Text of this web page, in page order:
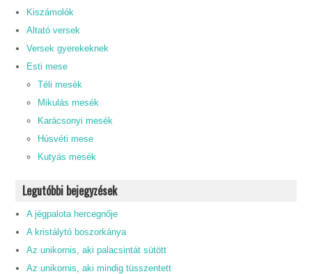
Kiszámolók
Altató versek
Versek gyerekeknek
Esti mese
Téli mesék
Mikulás mesék
Karácsonyi mesék
Húsvéti mese
Kutyás mesék
Legutóbbi bejegyzések
A jégpalota hercegnője
A kristálytó boszorkánya
Az unikornis, aki palacsintát sütött
Az unikornis, aki mindig tüsszentett